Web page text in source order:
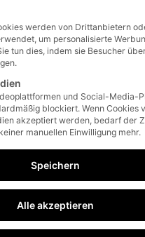
teilen
About The Author
werden von Drittanbietern
um personalisierte
tun dies, indem sie Besucher
und Social-Media-
blockiert. Wenn Cookies
akzeptiert werden, bedarf der
manuellen Einwilligung mehr.
Speichern
Alle akzeptieren